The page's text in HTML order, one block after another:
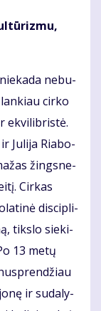
ne­bu­
cir­ko
ek­vi­lib­ris­tė.
Ju­li­ja Ria­bo­
žings­ne­
Cir­kas
dis­cip­li­
tiks­lo sie­ki­
13 me­tų
ir su­da­ly­